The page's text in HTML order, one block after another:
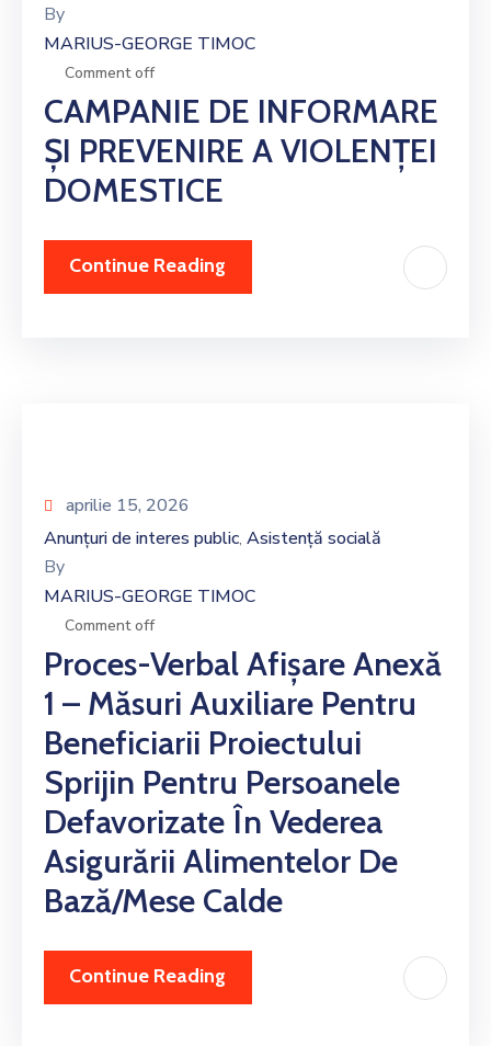
By
MARIUS-GEORGE TIMOC
Comment off
CAMPANIE DE INFORMARE
ȘI PREVENIRE A VIOLENȚEI
DOMESTICE
Continue Reading
aprilie 15, 2026
Anunțuri de interes public‚ Asistență socială
By
MARIUS-GEORGE TIMOC
Comment off
Proces-Verbal Afișare Anexă
1 – Măsuri Auxiliare Pentru
Beneficiarii Proiectului
Sprijin Pentru Persoanele
Defavorizate În Vederea
Asigurării Alimentelor De
Bază/mese Calde
Continue Reading